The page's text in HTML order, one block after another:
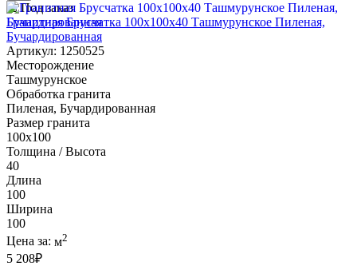
Под заказ
Гранитная Брусчатка 100х100x40 Ташмурунское Пиленая,
Бучардированная
Артикул: 1250525
Месторождение
Ташмурунское
Обработка гранита
Пиленая, Бучардированная
Размер гранита
100х100
Толщина / Высота
40
Длина
100
Ширина
100
Цена за: м2
5 208₽